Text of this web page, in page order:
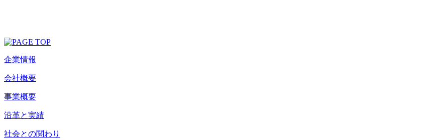
企業情報
会社概要
事業概要
沿革と実績
社会との関わり